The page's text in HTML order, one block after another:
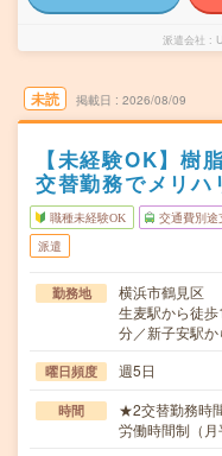
派遣会社
未読 掲載日 2026/08/09
【未経験OK】樹
交替勤務でメリハ
職種未経験OK 交通費別途
派遣
勤務地
横浜市鶴見区
生麦駅から徒
分／新子安駅
曜日頻度 週5日
時間
★2交替勤務時
労働時間制（